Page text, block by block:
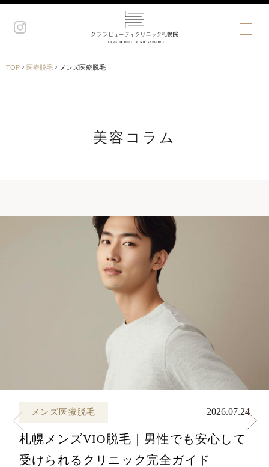
TOP › 医療脱毛 › メンズ医療脱毛
美容コラム
メンズ医療脱毛 2026.07.24
札幌メンズVIO脱毛｜男性でも安心して
受けられるクリニック完全ガイド